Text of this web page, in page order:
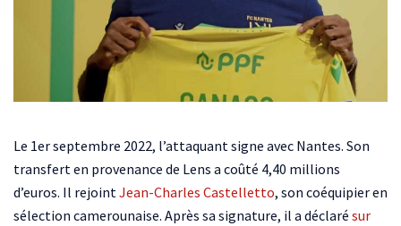
Le 1er septembre 2022, l’attaquant signe avec Nantes. Son
transfert en provenance de Lens a coûté 4,40 millions
d’euros. Il rejointJean-Charles Castelletto, son coéquipier en
sélection camerounaise. Après sa signature, il a déclaré sur